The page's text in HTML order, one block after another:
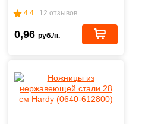
4.4 12 отзывов
0,96 руб./п.